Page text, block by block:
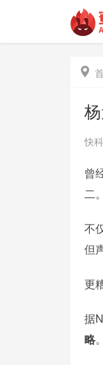

快
曾
二。
不
但
更
据
略。